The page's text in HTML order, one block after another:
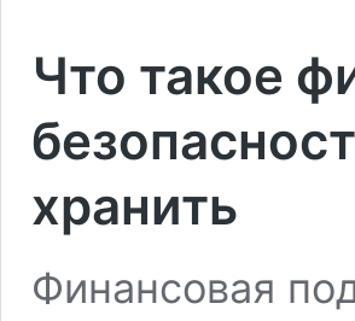
Что такое
хранить
Финансовая